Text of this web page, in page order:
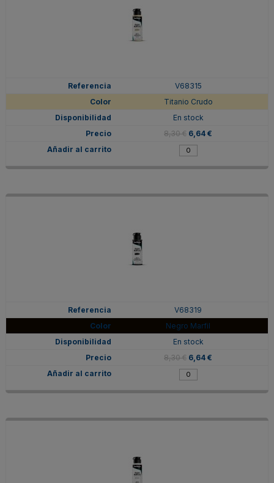
V68315
Titanio Crudo
En stock
8,30 € 6,64 €
V68319
Negro Marfil
En stock
8,30 € 6,64 €